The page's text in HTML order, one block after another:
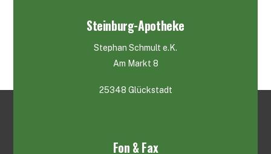
Steinburg-Apotheke
Stephan Schmult e.K.
Am Markt 8
25348 Glückstadt
Fon & Fax